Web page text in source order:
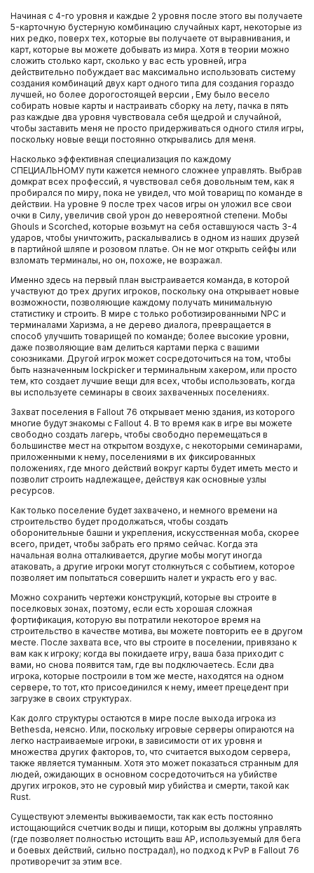
Начиная с 4-го уровня и каждые 2 уровня после этого вы получаете
5-карточную бустерную комбинацию случайных карт, некоторые из
них редко, поверх тех, которые вы получаете от выравнивания, и
карт, которые вы можете добывать из мира. Хотя в теории можно
сложить столько карт, сколько у вас есть уровней, игра
действительно побуждает вас максимально использовать систему
создания комбинаций двух карт одного типа для создания гораздо
лучшей, но более дорогостоящей версии , Ему было весело
собирать новые карты и настраивать сборку на лету, пачка в пять
раз каждые два уровня чувствовала себя щедрой и случайной,
чтобы заставить меня не просто придерживаться одного стиля игры,
поскольку новые вещи постоянно открывались для меня.
Насколько эффективная специализация по каждому
СПЕЦИАЛЬНОМУ пути кажется немного сложнее управлять. Выбрав
домкрат всех профессий, я чувствовал себя довольным тем, как я
пробирался по миру, пока не увидел, что мой товарищ по команде в
действии. На уровне 9 после трех часов игры он уложил все свои
очки в Силу, увеличив свой урон до невероятной степени. Мобы
Ghouls и Scorched, которые возьмут на себя оставшуюся часть 3-4
ударов, чтобы уничтожить, раскалывались в одном из наших друзей
в партийной шляпе и розовом платье. Он не мог открыть сейфы или
взломать терминалы, но он, похоже, не возражал.
Именно здесь на первый план выстраивается команда, в которой
участвуют до трех других игроков, поскольку она открывает новые
возможности, позволяющие каждому получать минимальную
статистику и строить. В мире с только роботизированными NPC и
терминалами Харизма, а не дерево диалога, превращается в
способ улучшить товарищей по команде; более высокие уровни,
даже позволяющие вам делиться картами перка с вашими
союзниками. Другой игрок может сосредоточиться на том, чтобы
быть назначенным lockpicker и терминальным хакером, или просто
тем, кто создает лучшие вещи для всех, чтобы использовать, когда
вы используете семинары в своих захваченных поселениях.
Захват поселения в Fallout 76 открывает меню здания, из которого
многие будут знакомы с Fallout 4. В то время как в игре вы можете
свободно создать лагерь, чтобы свободно перемещаться в
большинстве мест на открытом воздухе, с некоторыми семинарами,
приложенными к нему, поселениями в их фиксированных
положениях, где много действий вокруг карты будет иметь место и
позволит строить надлежащее, действуя как основные узлы
ресурсов.
Как только поселение будет захвачено, и немного времени на
строительство будет продолжаться, чтобы создать
оборонительные башни и укрепления, искусственная моба, скорее
всего, придет, чтобы забрать его прямо сейчас. Когда эта
начальная волна отталкивается, другие мобы могут иногда
атаковать, а другие игроки могут столкнуться с событием, которое
позволяет им попытаться совершить налет и украсть его у вас.
Можно сохранить чертежи конструкций, которые вы строите в
поселковых зонах, поэтому, если есть хорошая сложная
фортификация, которую вы потратили некоторое время на
строительство в качестве мотива, вы можете повторить ее в другом
месте. После захвата все, что вы строите в поселении, привязано к
вам как к игроку; когда вы покидаете игру, ваша база приходит с
вами, но снова появится там, где вы подключаетесь. Если два
игрока, которые построили в том же месте, находятся на одном
сервере, то тот, кто присоединился к нему, имеет прецедент при
загрузке в своих структурах.
Как долго структуры остаются в мире после выхода игрока из
Bethesda, неясно. Или, поскольку игровые серверы опираются на
легко настраиваемые игроки, в зависимости от их уровня и
множества других факторов, то, что считается выходом сервера,
также является туманным. Хотя это может показаться странным для
людей, ожидающих в основном сосредоточиться на убийстве
других игроков, это не суровый мир убийства и смерти, такой как
Rust.
Существуют элементы выживаемости, так как есть постоянно
истощающийся счетчик воды и пищи, которым вы должны управлять
(где позволяет полностью истощить ваш AP, используемый для бега
и боевых действий, сильно пострадал), но подход к PvP в Fallout 76
противоречит за этим все.